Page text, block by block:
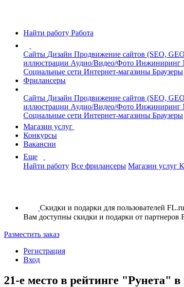
Найти работу Работа
Сайты Дизайн Продвижение сайтов (SEO,
иллюстрации Аудио/Видео/Фото Инжиниринг
Социальные сети Интернет-магазины Браузеры
Фрилансеры
Сайты Дизайн Продвижение сайтов (SEO,
иллюстрации Аудио/Видео/Фото Инжиниринг
Социальные сети Интернет-магазины Браузеры
Магазин услуг
Конкурсы
Вакансии
Еще
Найти работу Все фрилансеры Магазин услуг
Скидки и подарки для пользователей
Вам доступны скидки и подарки от партнеров
Разместить заказ
Регистрация
Вход
21-е место в рейтинге "Рунета"